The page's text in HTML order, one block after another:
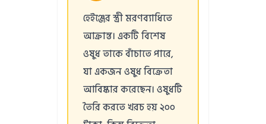
হেইঞ্জের স্ত্রী মরণব্যাধিতে
আক্রান্ত। একটি বিশেষ
ওষুধ তাকে বাঁচাতে পারে,
যা একজন ওষুধ বিক্রেতা
আবিষ্কার করেছেন। ওষুধটি
তৈরি করতে খরচ হয় ২০০